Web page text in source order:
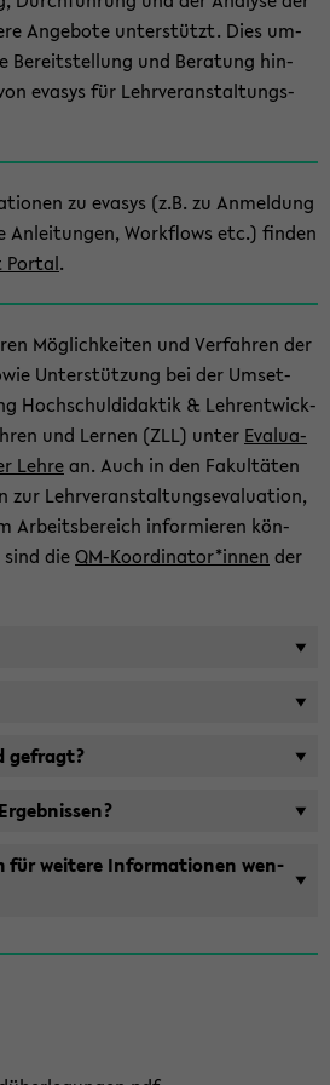
An­ge­bo­te un­ter­stützt. Dies um­
Be­reit­stel­lung und Be­ra­tung hin­
evasys für Lehr­ver­an­stal­tungs­
zu evasys (z.B. zu An­mel­dung
An­lei­tun­gen, Work­flows etc.) fin­den
Por­tal.
Mög­lich­kei­ten und Ver­fah­ren der
Un­ter­stüt­zung bei der Um­set­
Hoch­schul­di­dak­tik & Leh­r­ent­wick­
und Ler­nen (ZLL) unter Eva­lua­
Lehrean. Auch in den Fa­kul­tä­ten
zur Lehr­ver­an­stal­tungs­eva­lua­ti­on,
Ar­beits­be­reich in­for­mie­ren kön­
dieQM-​Koordinator*innen der
ge­fragt?
für wei­te­re In­for­ma­tio­nen wen­